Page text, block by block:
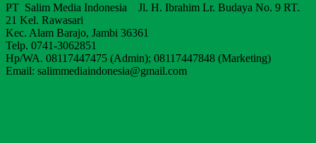
PT Salim Media Indonesia Jl. H. Ibrahim Lr. Budaya No. 9 RT.
21 Kel. Rawasari
Kec. Alam Barajo, Jambi 36361
Telp. 0741-3062851
Hp/WA. 08117447475 (Admin); 08117447848 (Marketing)
Email: salimmediaindonesia@gmail.com